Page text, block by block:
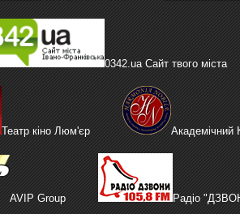
0342.ua Сайт твого міста
Театр кіно Люм'єр Академічний
AVIP Group Радіо